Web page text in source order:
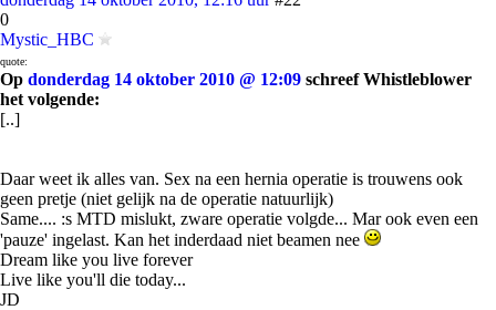
0
Mystic_HBC
quote:
Op donderdag 14 oktober 2010 @ 12:09 schreef Whistleblower
het volgende:
[..]
Daar weet ik alles van. Sex na een hernia operatie is trouwens ook
geen pretje (niet gelijk na de operatie natuurlijk)
Same.... :s MTD mislukt, zware operatie volgde... Mar ook even een
'pauze' ingelast. Kan het inderdaad niet beamen nee
Dream like you live forever
Live like you'll die today...
JD